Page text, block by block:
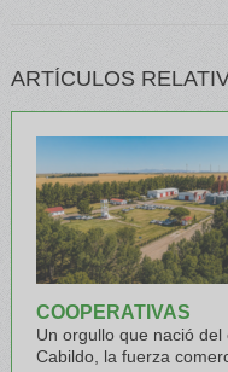
ARTÍCULOS
COOPERATIVAS
Un orgullo que nació
Cabildo, la fuerza